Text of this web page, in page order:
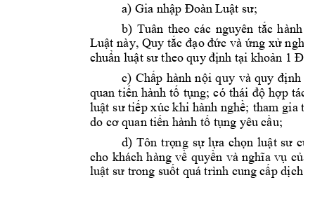
a) Gia nhập Đoàn Luật sư;
b) Tuân theo các nguyên tắc hành
Luật này, Quy tắc đạo đức và ứng xử nghề
chuẩn luật sư theo quy định tại khoản 1
c) Chấp hành nội quy và quy định
quan tiến hành tố tụng; có thái độ hợp tác,
luật sư tiếp xúc khi hành nghề; tham gia tố
do cơ quan tiến hành tố tụng yêu cầu;
d) Tôn trọng sự lựa chọn luật sư
cho khách hàng về quyền và nghĩa vụ của
luật sư trong suốt quá trình cung cấp dịch v